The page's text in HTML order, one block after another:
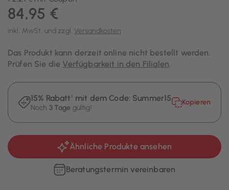
84,95 €
inkl. MwSt. und zzgl. Versandkosten
Das Produkt kann derzeit online nicht bestellt werden.
Prüfen Sie die Verfügbarkeit in den Filialen.
15% Rabatt¹ mit dem Code: Summer15
Noch 3 Tage gültig!
Kopieren
Ähnliche Produkte ansehen
Beratungstermin vereinbaren